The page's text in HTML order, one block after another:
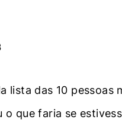
lista das 10 pessoas
que faria se